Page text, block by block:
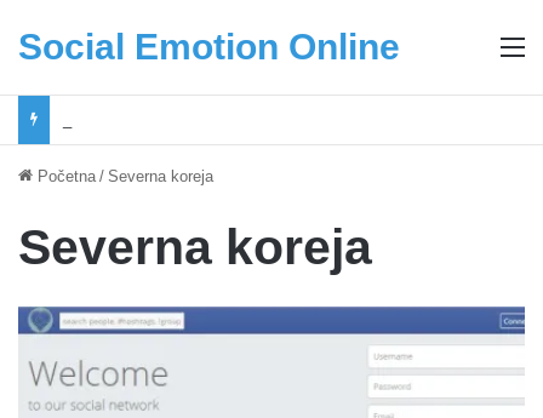
Social Emotion Online
Početna / Severna koreja
Severna koreja